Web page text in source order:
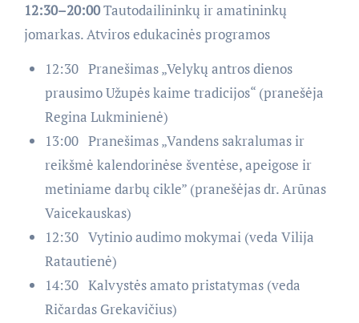
12:30–20:00Tautodailininkų ir amatininkų
jomarkas. Atviros edukacinės programos
12:30 Pranešimas „Velykų antros dienos
prausimo Užupės kaime tradicijos“ (pranešėja
Regina Lukminienė)
13:00 Pranešimas „Vandens sakralumas ir
reikšmė kalendorinėse šventėse, apeigose ir
metiniame darbų cikle” (pranešėjas dr. Arūnas
Vaicekauskas)
12:30 Vytinio audimo mokymai (veda Vilija
Ratautienė)
14:30 Kalvystės amato pristatymas (veda
Ričardas Grekavičius)